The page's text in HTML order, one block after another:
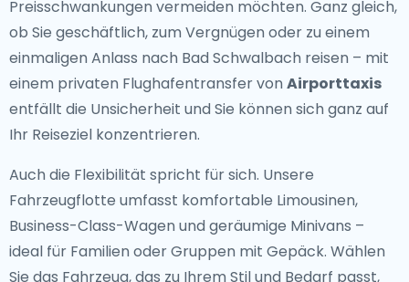
Preisschwankungen vermeiden möchten. Ganz gleich,
ob Sie geschäftlich, zum Vergnügen oder zu einem
einmaligen Anlass nach Bad Schwalbach reisen – mit
einem privaten Flughafentransfer von Airporttaxis
entfällt die Unsicherheit und Sie können sich ganz auf
Ihr Reiseziel konzentrieren.
Auch die Flexibilität spricht für sich. Unsere
Fahrzeugflotte umfasst komfortable Limousinen,
Business-Class-Wagen und geräumige Minivans –
ideal für Familien oder Gruppen mit Gepäck. Wählen
Sie das Fahrzeug, das zu Ihrem Stil und Bedarf passt,